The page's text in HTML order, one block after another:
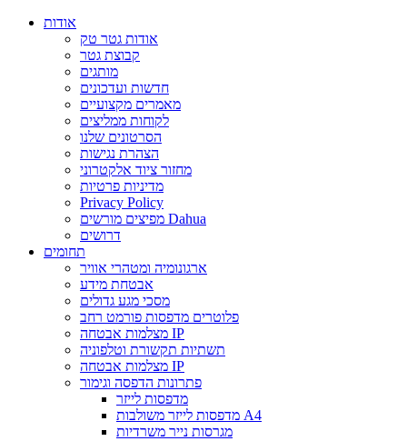
אודות
אודות גטר טק
קבוצת גטר
מותגים
חדשות ועדכונים
מאמרים מקצועיים
לקוחות ממליצים
הסרטונים שלנו
הצהרת נגישות
מחזור ציוד אלקטרוני
מדיניות פרטיות
Privacy Policy
מפיצים מורשים Dahua
דרושים
תחומים
ארגונומיה ומטהרי אוויר
אבטחת מידע
מסכי מגע גדולים
פלוטרים מדפסות פורמט רחב
מצלמות אבטחה IP
תשתיות תקשורת וטלפוניה
מצלמות אבטחה IP
פתרונות הדפסה וגימור
מדפסות לייזר
מדפסות לייזר משולבות A4
מגרסות נייר משרדיות